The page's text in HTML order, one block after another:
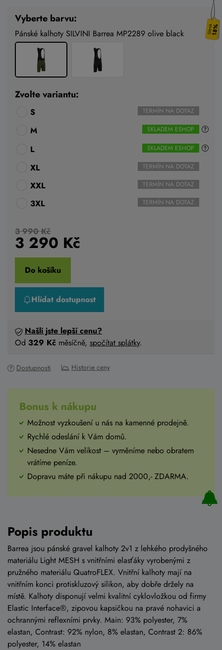
Vyberte barvu:
Pánské kalhoty SILVINI Barrea MP2289 olive black 18%
Zvolte variantu:
S TERMÍN NA DOTAZ
M SKLADEM ESHOP
L SKLADEM ESHOP
XL TERMÍN NA DOTAZ
XXL TERMÍN NA DOTAZ
3XL TERMÍN NA DOTAZ
3 990 Kč
3 290 Kč
Do košíku
Hlídat dostupnost
Našli jste lepší cenu?
Od 329 Kč měsíčně, spočítat splátky.
Dostupnosti Historie ceny
Bonus k nákupu
Možnost vyzkoušení u nás na kamenné prodejně.
Rychlé odeslání k Vám domů.
Nesedne Vám velikost – vyměníme nebo obratem
vrátíme peníze.
Dopravu máte při nákupu nad 2000,- ZDARMA.
Popis produktu
Barrea jsou pánské gravel kalhoty 2v1 z lehkého prodyšného
materiálu Light MESH s vnitřními elasťáky vyrobenými z
pružného materiálu QuatroFLEX. Vnitřní kalhoty mají na
vnitřním konci protiskluzový silikon, aby dobře držely na
místě. Kalhoty disponují velmi kvalitní cyklovložkou od firmy
Elastic Interface®, zipovou kapsičkou na pravé nohavici a
ochrannými reflexními prvky. Main: 93% polyester, 7%
elastan, Contrast: 92% nylon, 8% elastan, Contrast 2: 86%
polyester, 14% elastan